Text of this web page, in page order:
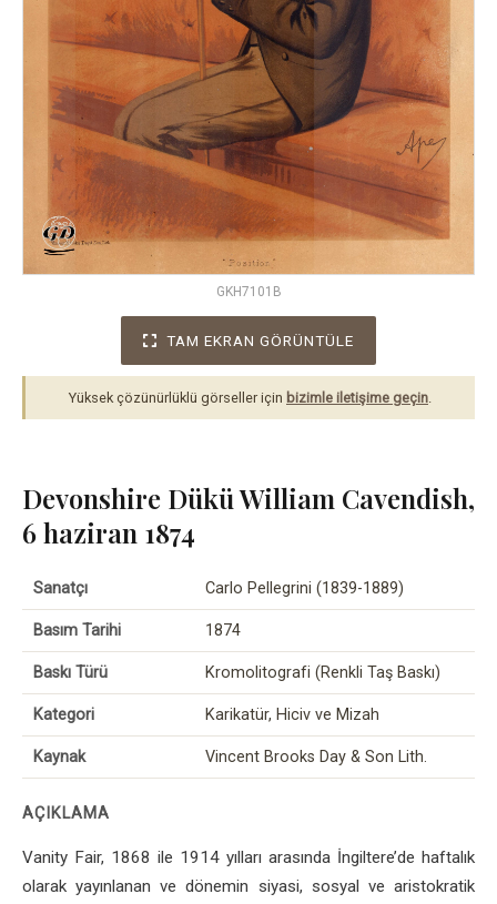
GKH7101B
TAM EKRAN GÖRÜNTÜLE
Yüksek çözünürlüklü görseller için bizimle iletişime geçin
Devonshire Dükü William Cavendish,
6 haziran 1874
Sanatçı Carlo Pellegrini (1839-1889)
Basım Tarihi 1874
Baskı Türü Kromolitografi (Renkli Taş Baskı)
Kategori Karikatür, Hiciv ve Mizah
Kaynak Vincent Brooks Day & Son Lith.
AÇIKLAMA
Vanity Fair, 1868 ile 1914 yılları arasında İngiltere’de haftalık
olarak yayınlanan ve dönemin siyasi, sosyal ve aristokratik